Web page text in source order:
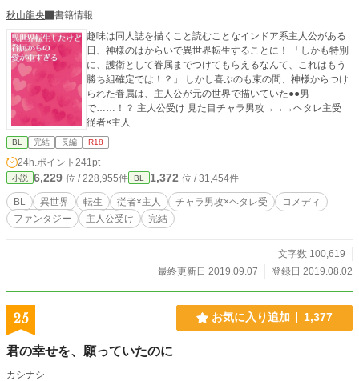
秋山龍央
書籍情報
趣味は同人誌を描くこと読むことなインドア系主人公がある
日、神様のはからいで異世界転生することに！ 「しかも特別
に、護衛として眷属までつけてもらえるなんて、これはもう
勝ち組確定では！？」 しかし喜ぶのも束の間、神様からつけ
られた眷属は、主人公が元の世界で描いていた●●男
で……！？ 主人公受け 見た目チャラ男攻→→→ヘタレ主受
従者×主人
BL 完結 長編 R18
24h.ポイント 241pt
小説 6,229 位 / 228,955件 BL 1,372 位 / 31,454件
BL 異世界 転生 従者×主人 チャラ男攻×ヘタレ受
コメディ
ファンタジー
主人公受け 完結
文字数 100,619
最終更新日 2019.09.07
登録日 2019.08.02
25 お気に入り追加 1,377
君の幸せを、願っていたのに
カシナシ